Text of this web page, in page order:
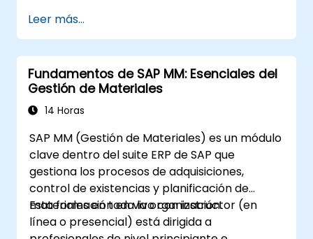
empresariales de manera completa.
Leer más...
Fundamentos de SAP MM: Esenciales del
Gestión de Materiales
14 Horas
SAP MM (Gestión de Materiales) es un módulo
clave dentro del suite ERP de SAP que
gestiona los procesos de adquisiciones,
control de existencias y planificación de
materiales en toda la organización.
Esta formación en vivo con instructor (en
línea o presencial) está dirigida a